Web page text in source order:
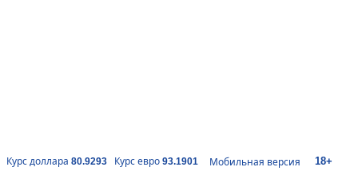
Курс доллара 80.9293 Курс евро 93.1901 Мобильная версия 18+